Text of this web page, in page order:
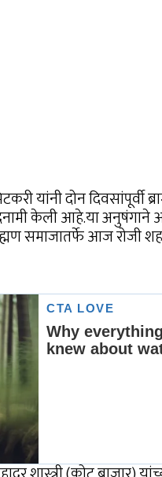
यांनी दोन दिवसांपूर्वी
केली आहे.या अनुषंगाने
समाजातर्फे आज रोजी